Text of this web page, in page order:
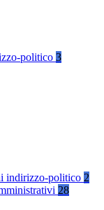
politico 3
indirizzo-politico 2
28